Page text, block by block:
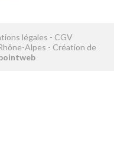
légales - CGV
Alpes - Création de